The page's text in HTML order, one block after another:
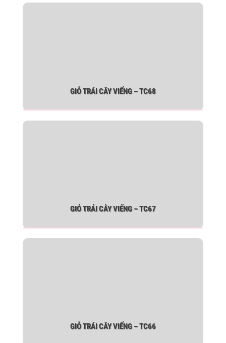
GIỎ TRÁI CÂY VIẾNG – TC68
GIỎ TRÁI CÂY VIẾNG – TC67
GIỎ TRÁI CÂY VIẾNG – TC66